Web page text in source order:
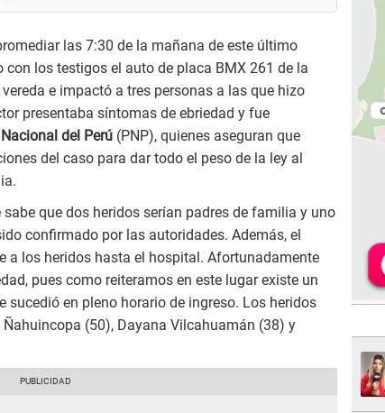
las 7:30 de la mañana de este último
con los testigos el auto de placa BMX 261 de la
e impactó a tres personas a las que hizo
presentaba síntomas de ebriedad y fue
del Perú (PNP), quienes aseguran que
del caso para dar todo el peso de la ley al
que dos heridos serían padres de familia y uno
confirmado por las autoridades. Además, el
a los heridos hasta el hospital. Afortunadamente
pues como reiteramos en este lugar existe un
en pleno horario de ingreso. Los heridos
(50), Dayana Vilcahuamán (38) y